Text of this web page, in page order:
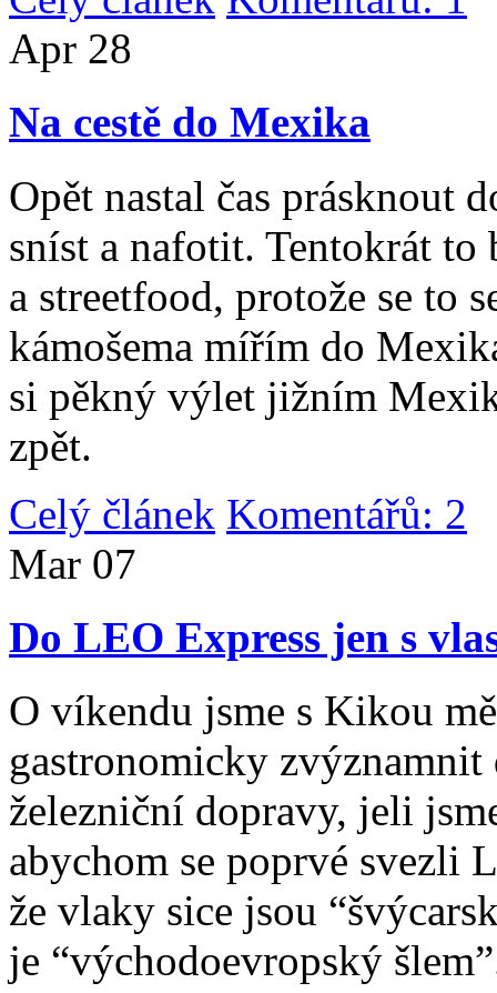
Apr 28
Na cestě do Mexika
Opět nastal čas prásknout
sníst a nafotit. Tentokrát
a streetfood, protože se to
kámošema mířím do
si pěkný výlet jižním
zpět.
Celý článek Komentářů: 2
Mar 07
Do LEO Express jen s
O víkendu jsme s Kikou
gastronomicky
železniční dopravy, jeli
abychom se poprvé svezli
že vlaky sice jsou
je “východoevropský